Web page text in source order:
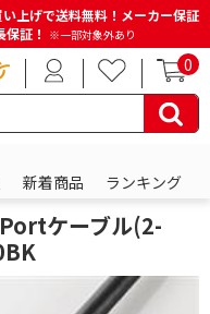
上げで送料無料！メーカー保証
証！ ※一部対象外あり
0
新着商品 ランキング
周辺機器・PCソフト
ケーブル(2-